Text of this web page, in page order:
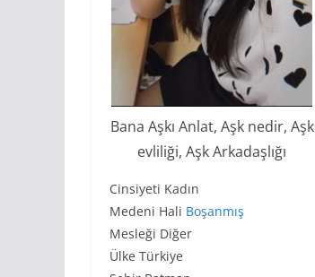
Bana Aşkı Anlat, Aşk nedir, Aşk
evliliği, Aşk Arkadaşlığı
Cinsiyeti Kadın
Medeni Hali Boşanmış
Mesleği Diğer
Ülke Türkiye